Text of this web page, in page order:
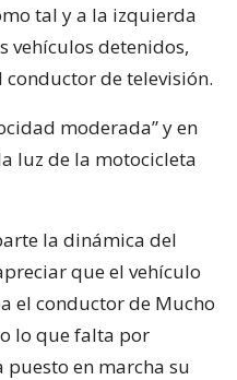
tal y a la izquierda
vehículos detenidos,
de televisión.
moderada” y en
luz de la motocicleta
la dinámica del
que el vehículo
el conductor de Mucho
lo que falta por
en marcha su